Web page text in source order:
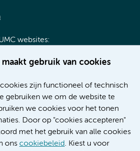
maakt gebruik van cookies
zijn functioneel of technisch
gebruiken we om de website te
we cookies voor het tonen
Door op "cookies accepteren"
met het gebruik van alle cookies
ons cookiebeleid. Kiest u voor
websites:
UMC